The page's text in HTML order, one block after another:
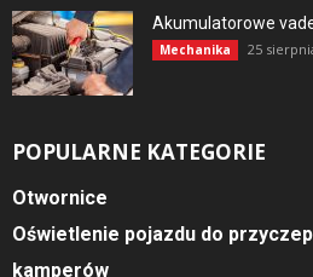
Akumulatorowe
Mechanika 25
POPULARNE KATEGORIE
Otwornice
Oświetlenie pojazdu do
kamperów